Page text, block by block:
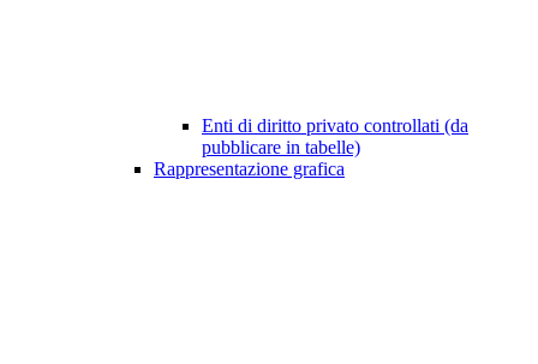
Enti di diritto privato controllati (da
pubblicare in tabelle)
Rappresentazione grafica